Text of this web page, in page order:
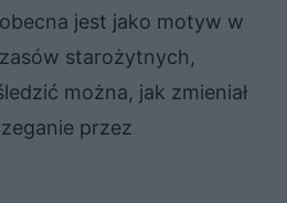
jest jako motyw w
starożytnych,
można, jak zmieniał
przez